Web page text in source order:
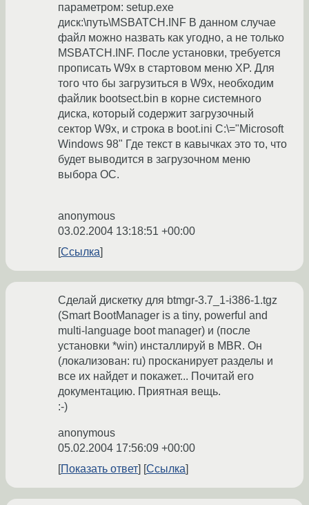
параметром: setup.exe
диск:\путь\MSBATCH.INF В данном случае
файл можно назвать как угодно, а не только
MSBATCH.INF. После установки, требуется
прописать W9x в стартовом меню XP. Для
того что бы загрузиться в W9x, необходим
файлик bootsect.bin в корне системного
диска, который содержит загрузочный
сектор W9x, и строка в boot.ini C:\="Microsoft
Windows 98" Где текст в кавычках это то, что
будет выводится в загрузочном меню
выбора ОС.
anonymous
03.02.2004 13:18:51 +00:00
Ссылка
Сделай дискетку для btmgr-3.7_1-i386-1.tgz
(Smart BootManager is a tiny, powerful and
multi-language boot manager) и (после
установки *win) инсталлируй в MBR. Он
(локализован: ru) просканирует разделы и
все их найдет и покажет... Почитай его
документацию. Приятная вещь.
:-)
anonymous
05.02.2004 17:56:09 +00:00
Показать ответ
Ссылка